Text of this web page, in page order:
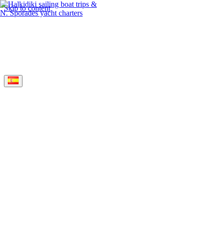
Skip to content